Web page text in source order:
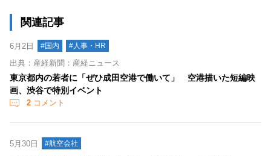
関連記事
6月2日 #国内 #人事・HR
出典：産経新聞：産経ニュース
東京都内の若者に「ぜひ成田空港で働いて」 空港描いた短編映
画、渋谷で特別イベント
2 コメント
5月30日 #航空会社